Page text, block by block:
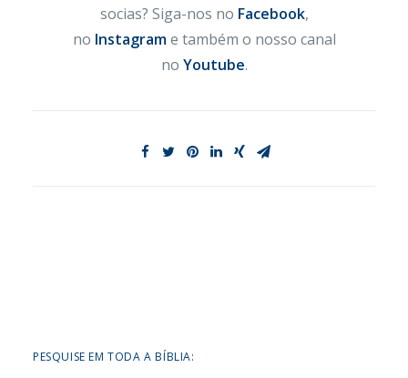
socias? Siga-nos no Facebook,
no Instagrame também o nosso canal
no Youtube.
PESQUISE EM TODA A BÍBLIA: